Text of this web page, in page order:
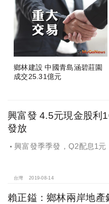
鄉林建設 中國青島涵碧莊園
成交25.31億元
興富發 4.5元現金股利
發放
興富發季季發，Q2配息1元
台灣 2019-08-14
賴正鎰：鄉林兩岸地產